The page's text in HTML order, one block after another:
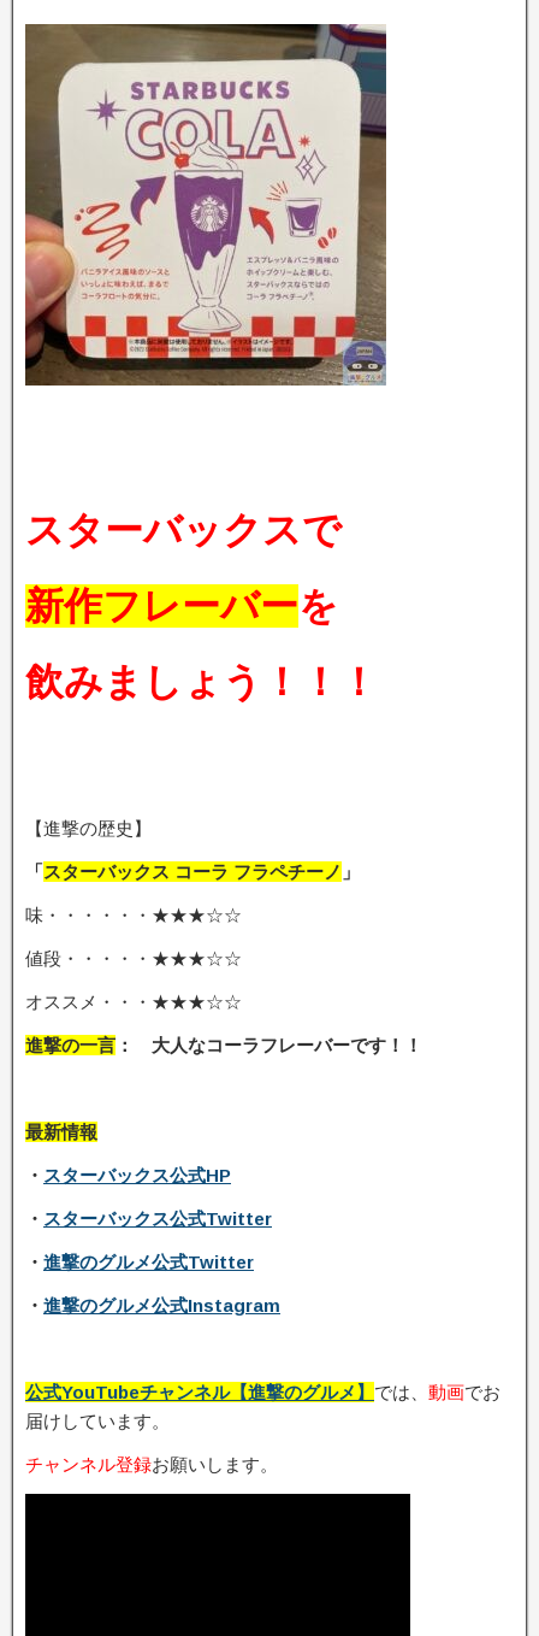
スターバックスで
新作フレーバーを
飲みましょう！！！
【進撃の歴史】
「スターバックス コーラ フラペチーノ 」
味・・・・・・★★★☆☆
値段・・・・・★★★☆☆
オススメ・・・★★★☆☆
進撃の一言 ： 大人なコーラフレーバーです ！！
最新情報
・ スターバックス公式HP
・ スターバックス公式Twitter
・ 進撃のグルメ公式Twitter
・ 進撃のグルメ公式Instagram
公式YouTubeチャンネル【進撃のグルメ】 では、 動画でお
届けしています。
チャンネル登録お願いします。